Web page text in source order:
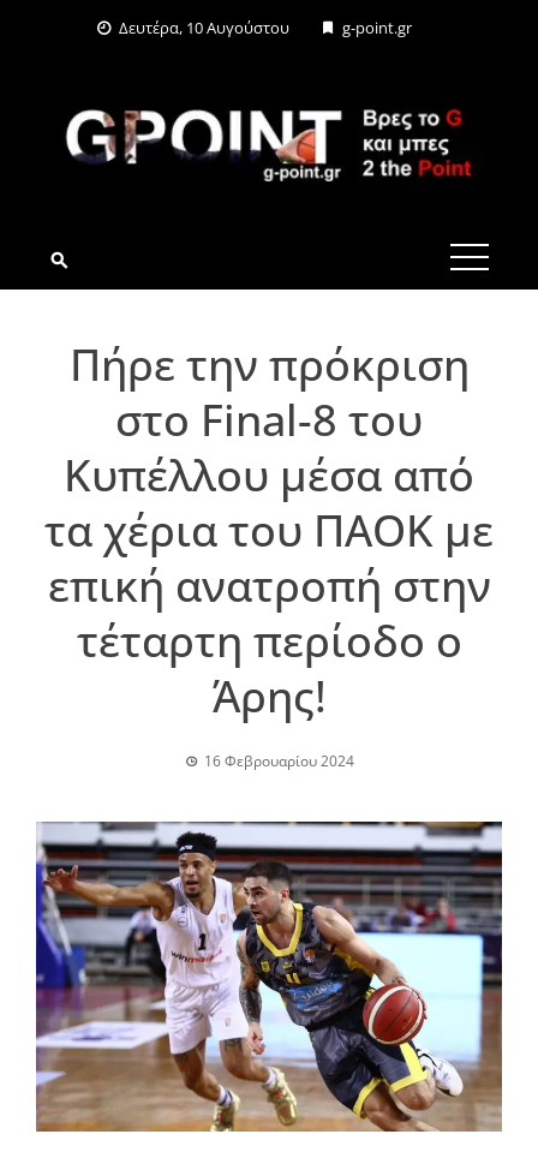
Δευτέρα, 10 Αυγούστου g-point.gr
G-POINT.GR
Πήρε την πρόκριση
στο Final-8 του
Κυπέλλου μέσα από
τα χέρια του ΠΑΟΚ με
επική ανατροπή στην
τέταρτη περίοδο ο
Άρης!
16 Φεβρουαρίου 2024